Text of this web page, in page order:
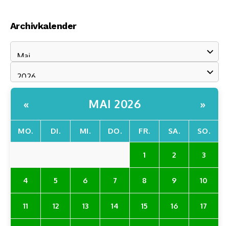
Archivkalender
« MAI 2026 »
MO. DI. MI. DO. FR. SA. SO.
1 2 3
4 5 6 7 8 9 10
11 12 13 14 15 16 17